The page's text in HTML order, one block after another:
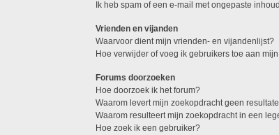
Ik heb spam of een e-mail met ongepaste
Vrienden en vijanden
Waarvoor dient mijn vrienden- en vijandenlijst?
Hoe verwijder of voeg ik gebruikers toe aan
Forums doorzoeken
Hoe doorzoek ik het forum?
Waarom levert mijn zoekopdracht geen
Waarom resulteert mijn zoekopdracht in een
Hoe zoek ik een gebruiker?